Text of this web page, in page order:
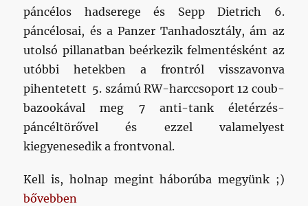
páncélos hadserege és Sepp Dietrich 6.
páncélosai, és a Panzer Tanhadosztály, ám az
utolsó pillanatban beérkezik felmentésként az
utóbbi hetekben a frontról visszavonva
pihentetett 5. számú RW-harccsoport 12 coub-
bazookával meg 7 anti-tank életérzés-
páncéltörővel és ezzel valamelyest
kiegyenesedik a frontvonal.
Kell is, holnap megint háborúba megyünk ;)
„Erős kezdés: felcsúti beharanggal tér vissza a
bővebben